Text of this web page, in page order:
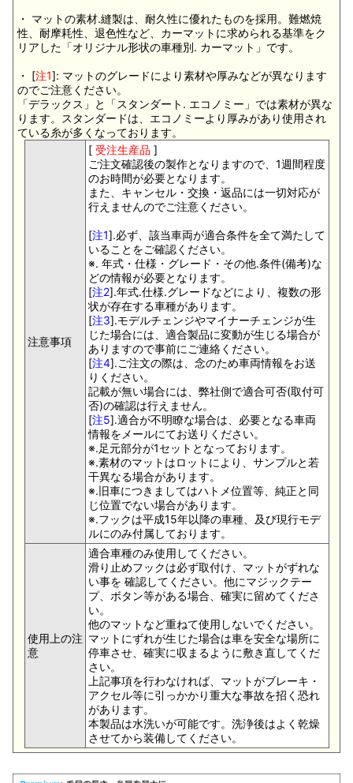
・ マットの素材.縫製は、耐久性に優れたものを採用。難燃焼
性、耐摩耗性、退色性など、カーマットに求められる基準をク
リアした「オリジナル形状の車種別. カーマット」です。
・ [注1]: マットのグレードにより素材や厚みなどが異なります
のでご注意ください。
「デラックス」と「スタンダート. エコノミー」では素材が異な
ります。スタンダードは、エコノミーより厚みがあり使用され
ている糸が多くなっております。
注意事項
[ 受注生産品 ]
ご注文確認後の製作となりますので、1週間程度
のお時間が必要となります。
また、キャンセル・交換・返品には一切対応が
行えませんのでご注意ください。
[注1].必ず、該当車両が適合条件を全て満たして
いることをご確認ください。
※. 年式・仕様・グレード・その他.条件(備考)な
どの情報が必要となります。
[注2].年式.仕様.グレードなどにより、複数の形
状が存在する車種があります。
[注3].モデルチェンジやマイナーチェンジが生
じた場合には、適合製品に変動が生じる場合が
ありますので事前にご連絡ください。
[注4].ご注文の際は、念のため車両情報をお送
りください。
記載が無い場合には、弊社側で適合可否(取付可
否)の確認は行えません。
[注5].適合が不明瞭な場合は、必要となる車両
情報をメールにてお送りください。
※.足元部分が1セットとなっております。
※.素材のマットはロットにより、サンプルと若
干異なる場合があります。
※.旧車につきましてはハトメ位置等、純正と同
じ位置でない場合があります。
※.フックは平成15年以降の車種、及び現行モデ
ルにのみ付属しております。
使用上の注
意
適合車種のみ使用してください。
滑り止めフックは必ず取付け、マットがずれな
い事を 確認してください。他にマジックテー
プ、ボタン等がある場合、確実に留めてくださ
い。
他のマットなど重ねて使用しないでください。
マットにずれが生じた場合は車を安全な場所に
停車させ、確実に収まるように敷き直してくだ
さい。
上記事項を行わなければ、マットがブレーキ・
アクセル等に引っかかり重大な事故を招く恐れ
があります。
本製品は水洗いが可能です。洗浄後はよく乾燥
させてから装備してください。